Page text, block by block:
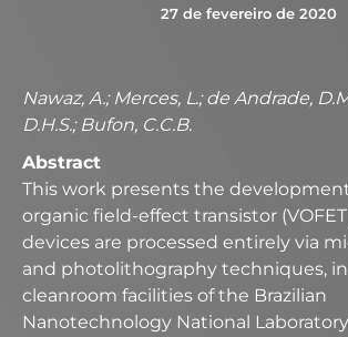
27 de fevereiro de 2020
Nawaz, A.; Merces, L.; de Andrade,
D.H.S.; Bufon, C.C.B.
Abstract
This work presents the
organic field-effect transistor
devices are processed entirely via
and photolithography techniques,
cleanroom facilities of the Brazilian
Nanotechnology National Laboratory